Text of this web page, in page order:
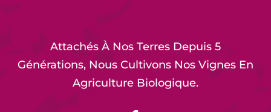
Attachés À Nos Terres Depuis 5
Générations, Nous Cultivons Nos Vignes En
Agriculture Biologique.